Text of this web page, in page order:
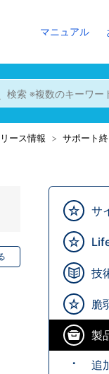
マニュアル
ース情報 サポート
サ
技
脆
製
追